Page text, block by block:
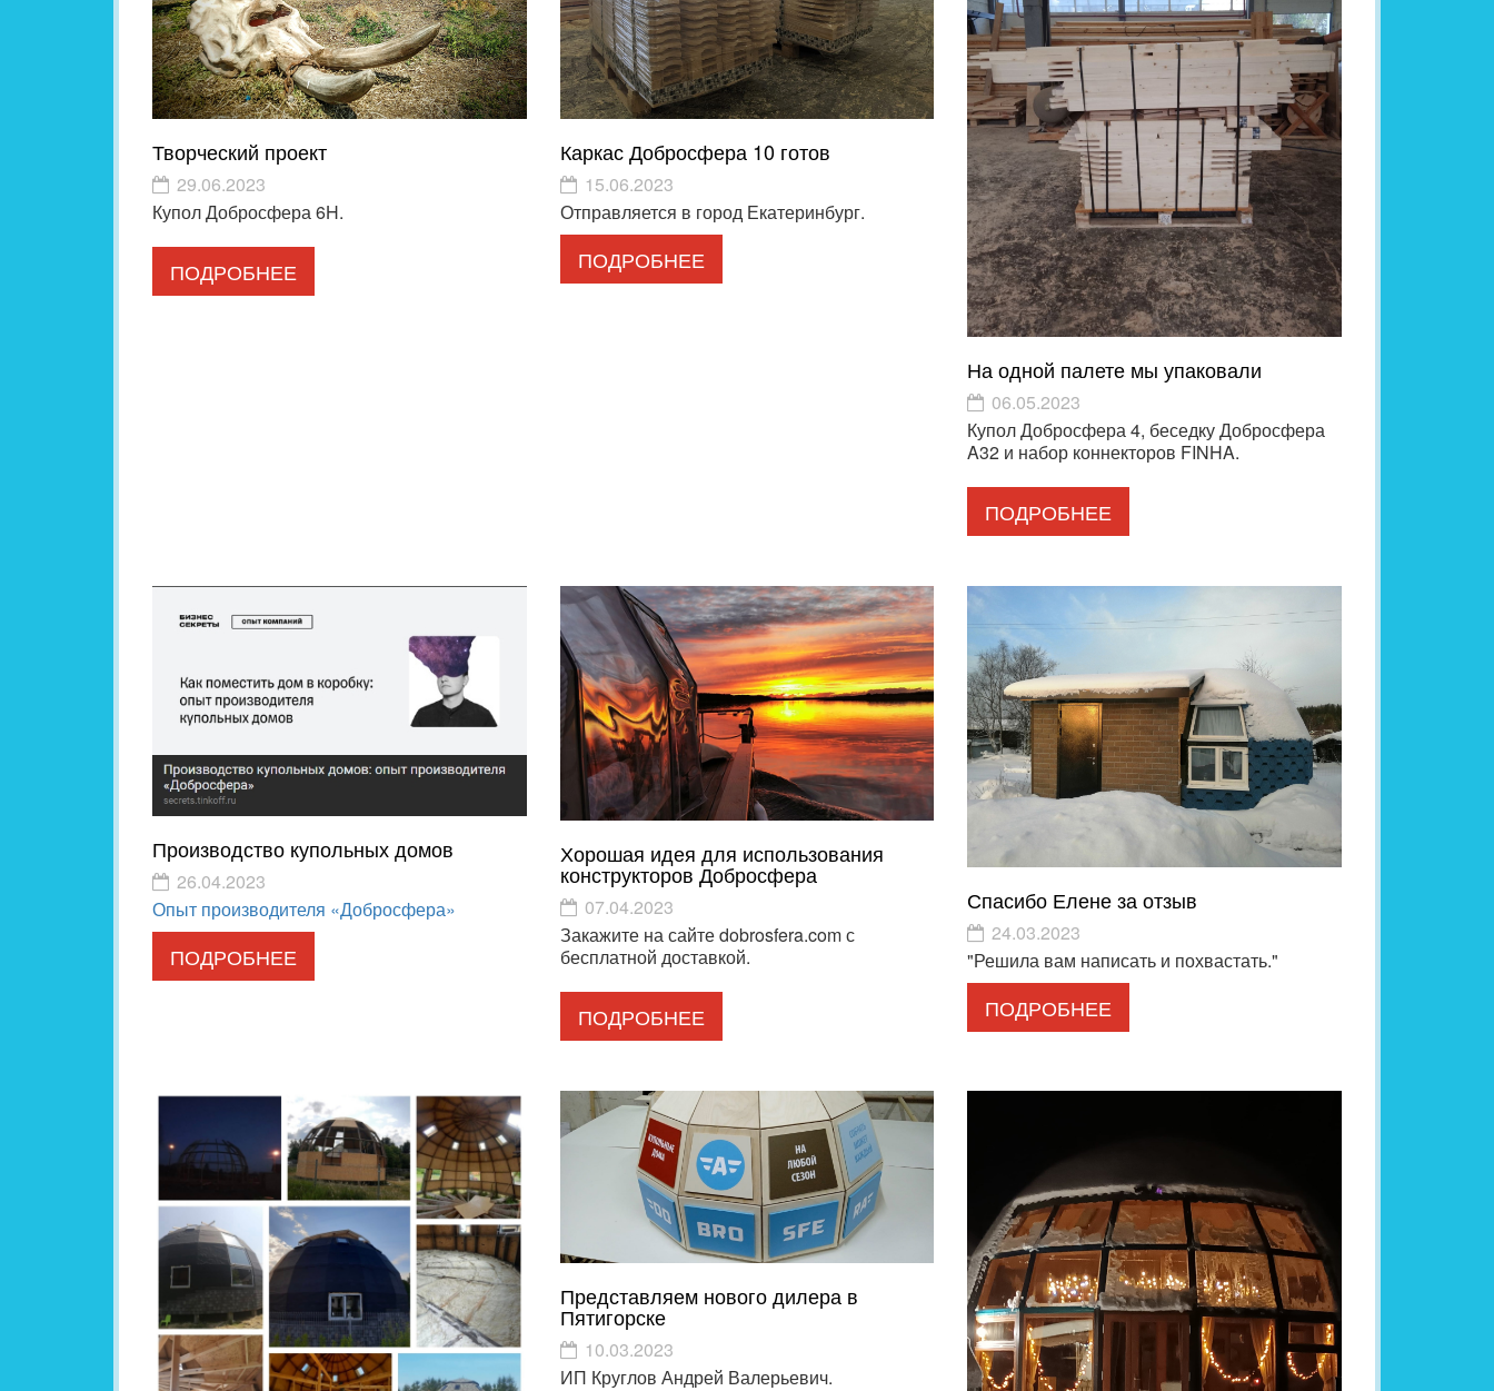
Творческий проект
29.06.2023
Купол Добросфера 6H.
ПОДРОБНЕЕ
Каркас Добросфера 10 готов
15.06.2023
Отправляется в город Екатеринбург.
ПОДРОБНЕЕ
На одной палете мы упаковали
06.05.2023
Купол Добросфера 4, беседку Добросфера
A32 и набор коннекторов FINHA.
ПОДРОБНЕЕ
Производство купольных домов
26.04.2023
Опыт производителя «Добросфера»
ПОДРОБНЕЕ
Хорошая идея для использования
конструкторов Добросфера
07.04.2023
Закажите на сайте dobrosfera.com с
бесплатной доставкой.
ПОДРОБНЕЕ
Спасибо Елене за отзыв
24.03.2023
"Решила вам написать и похвастать."
ПОДРОБНЕЕ
Представляем нового дилера в
Пятигорске
10.03.2023
ИП Круглов Андрей Валерьевич.